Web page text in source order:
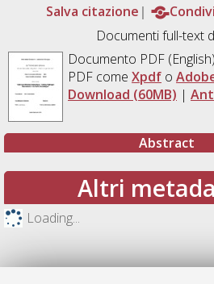
Salva citazione
Documenti full-text
Documento PDF
PDF come Xpdfo
Download (60MB) |
Abstract
Altri
Loading...